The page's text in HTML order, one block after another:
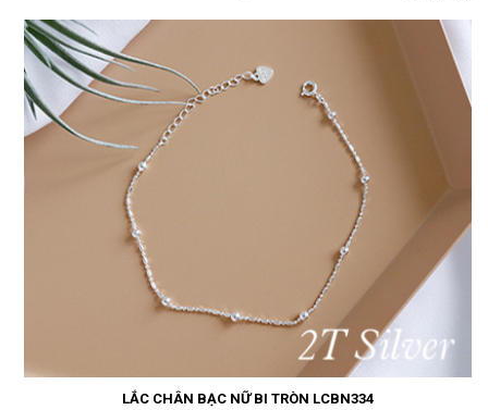
LẮC CHÂN BẠC NỮ BI TRÒN LCBN334